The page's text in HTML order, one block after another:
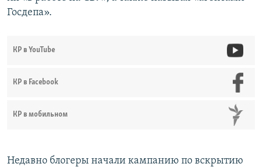
Госдепа».
КР в YouTube
КР в Facebook
КР в мобильном
Недавно блогеры начали кампанию по вскрытию